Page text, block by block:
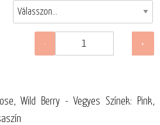
Wild Berry - Vegyes Színek: Pink,